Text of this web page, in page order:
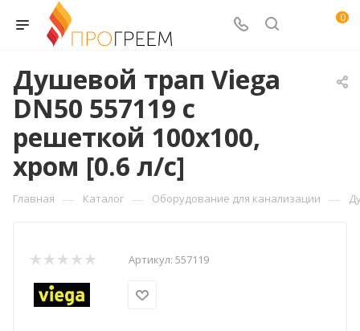
0
Душевой трап Viega
DN50 557119 с
решеткой 100х100,
хром [0.6 л/с]
Главная — Каталог — Оборудование для канализации —
Артикул: 557119